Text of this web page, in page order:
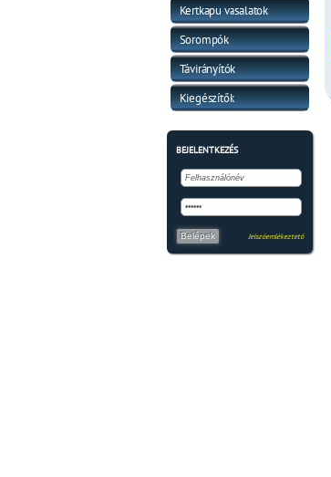
Kertkapu vasalatok
Sorompók
Távirányítók
Kiegészítők
BEJELENTKEZÉS
Belépek Jelszóemlékeztető